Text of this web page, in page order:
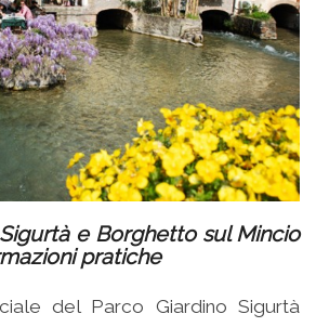
e Borghetto sul Mincio
pratiche
del Parco Giardino Sigurtà